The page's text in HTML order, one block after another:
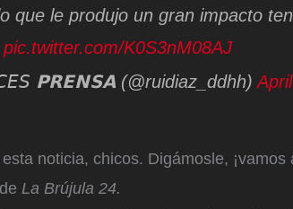
que le produjo un gran impacto
pic.twitter.com/K0S3nM08AJ
𝗣𝗥𝗘𝗡𝗦𝗔 (@ruidiaz_ddhh)
noticia, chicos. Digámosle, ¡vamos
La Brújula 24.